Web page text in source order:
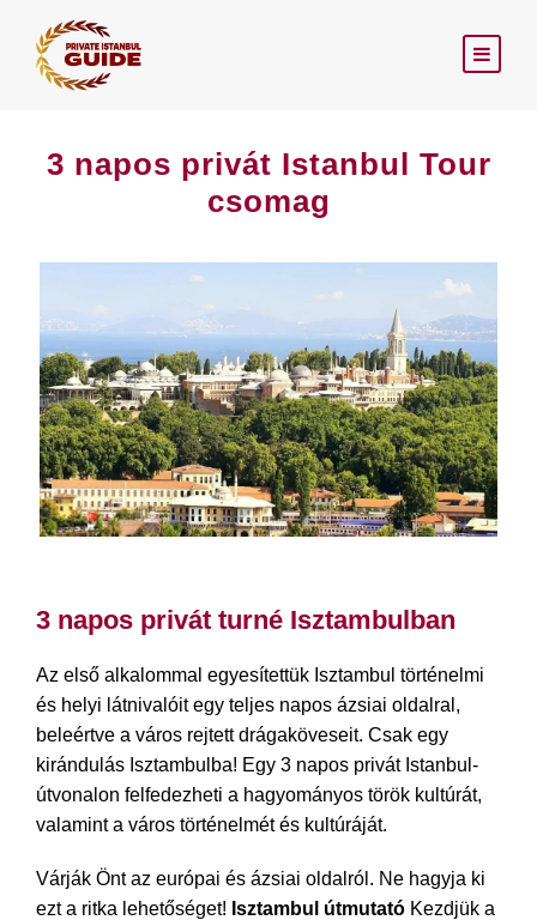
3 napos privát Istanbul Tour
csomag
3 napos privát turné Isztambulban
Az első alkalommal egyesítettük Isztambul történelmi
és helyi látnivalóit egy teljes napos ázsiai oldalral,
beleértve a város rejtett drágaköveseit. Csak egy
kirándulás Isztambulba! Egy 3 napos privát Istanbul-
útvonalon felfedezheti a hagyományos török kultúrát,
valamint a város történelmét és kultúráját.
Várják Önt az európai és ázsiai oldalról. Ne hagyja ki
ezt a ritka lehetőséget! Isztambul útmutató Kezdjük a